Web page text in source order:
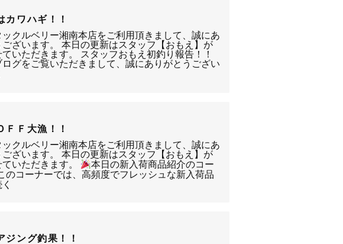
カワハギ！！
ックルベリー湘南本店をご利用頂きまして、誠にあ
ございます。 本日の更新はスタッフ【おもえ】が
いただきます。 スタッフおもえ初釣り報告！！
ログをご覧いただきまして、誠にありがとうござい
ＦＦ大漁！！
ックルベリー湘南本店をご利用頂きまして、誠にあ
ございます。 本日の更新はスタッフ【おもえ】が
いただきます。
本日の新入荷商品紹介のコー
のコーナーでは、高頻度でフレッシュな新入荷品
ジング釣果！！